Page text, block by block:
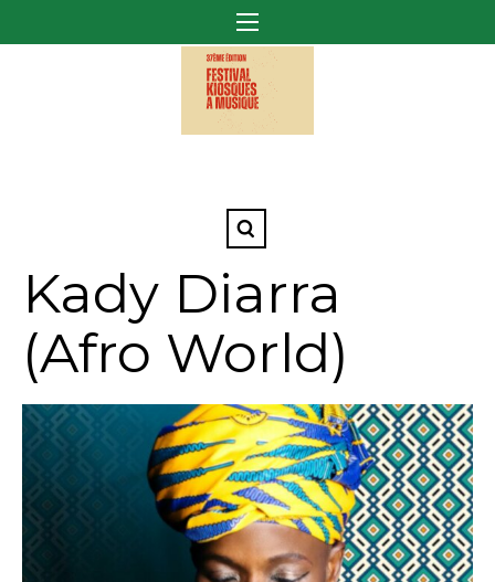
Kady Diarra
(Afro World)